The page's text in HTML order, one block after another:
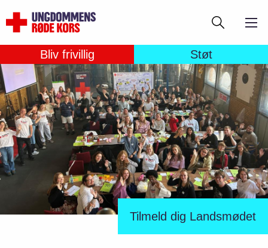
til
hovedindhold
Søg
Bliv frivillig Støt
Tilmeld dig Landsmødet